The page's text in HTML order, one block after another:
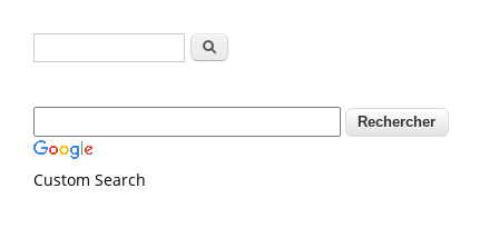
Formulaire de recherche
Rechercher
Custom Search